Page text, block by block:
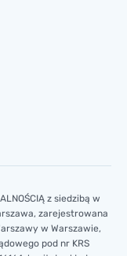
z siedzibą w
zarejestrowana
w Warszawie,
pod nr KRS